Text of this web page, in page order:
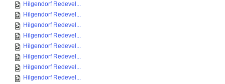
Hilgendorf Redevel...
Hilgendorf Redevel...
Hilgendorf Redevel...
Hilgendorf Redevel...
Hilgendorf Redevel...
Hilgendorf Redevel...
Hilgendorf Redevel...
Hilgendorf Redevel...